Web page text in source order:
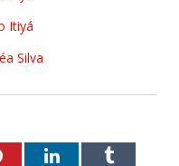
Itiyá
Silva
PinterestLinkedInTumblr